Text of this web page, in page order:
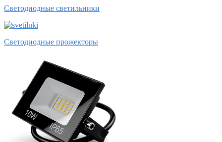
Светодиодные светильники
Светодиодные прожекторы